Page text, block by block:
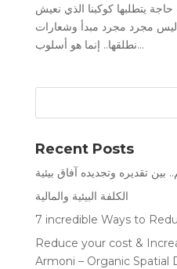
حاجة يتطلبها كوكبنا الذي نعيش
ليس مجرد مجرد مبدأ وشعارات
نطلقها.. إنما هو أسلوب...
Recent Posts
الكلفة البيئية والمالية
7 incredible Ways to
Reduce your cost &
Armoni – Organic Spatial